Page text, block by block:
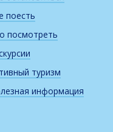
поесть
посмотреть
туризм
информация